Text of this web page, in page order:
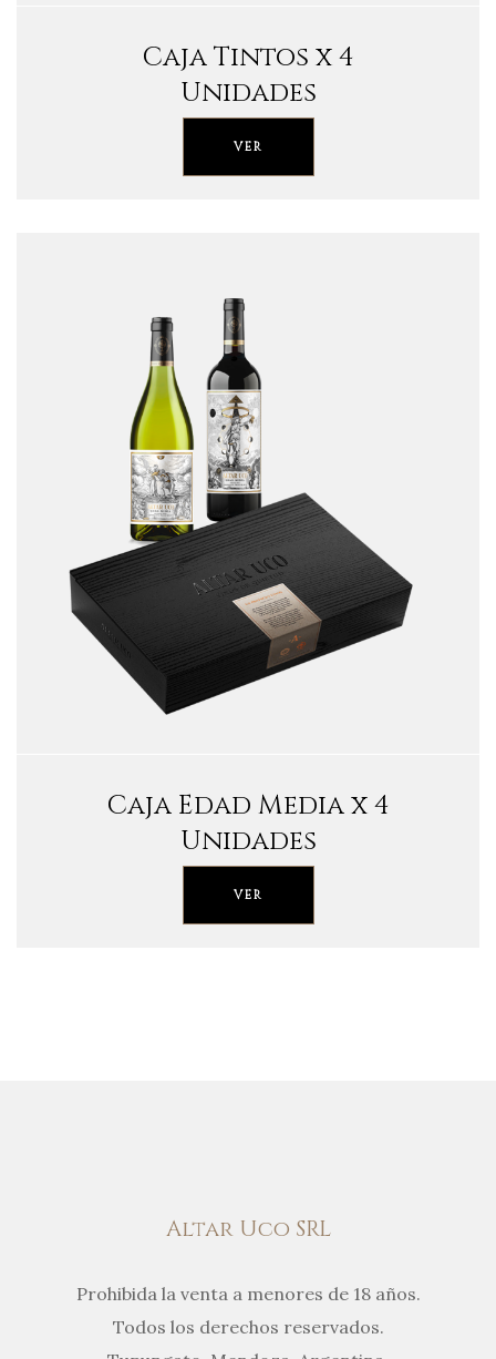
Caja Tintos x 4
Unidades
VER
Caja Edad Media x 4
Unidades
VER
Altar Uco SRL
Prohibida la venta a menores de 18 años.
Todos los derechos reservados.